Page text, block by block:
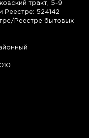
тракт, 5-9
Реестре: 524142
Реестре бытовых